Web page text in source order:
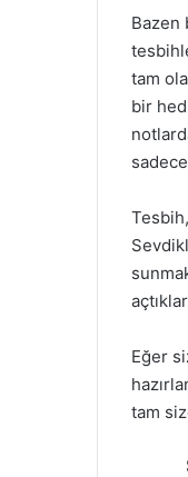
Bazen
tam
bir
Eğer
tam